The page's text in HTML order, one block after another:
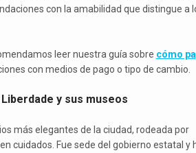
con la amabilidad que distingue a
leer nuestra guía sobre cómo
con medios de pago o tipo de cambio.
y sus museos
más elegantes de la ciudad, rodeada por
cuidados. Fue sede del gobierno estatal y